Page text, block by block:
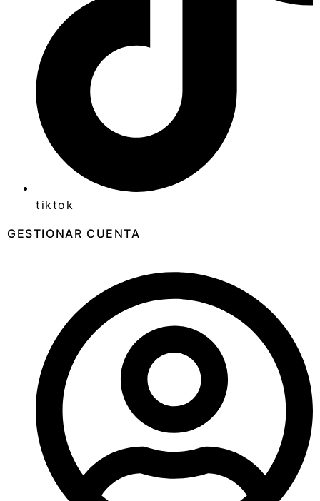
tiktok
GESTIONAR CUENTA